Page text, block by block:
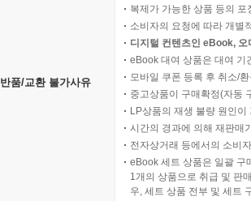
반품/교환 불가사유
복제가 가능한 상품 등의
소비자의 요청에 따라 개별
디지털 컨텐츠인 eBook,
eBook 대여 상품은 대여 기
모바일 쿠폰 등록 후 취소/
중고상품이 구매확정(자동
LP상품의 재생 불량 원인
시간의 경과에 의해 재판매
전자상거래 등에서의 소비
eBook 세트 상품은 일괄 구
1개의 상품으로 취급 및 판
우, 세트 상품 전부 및 세트